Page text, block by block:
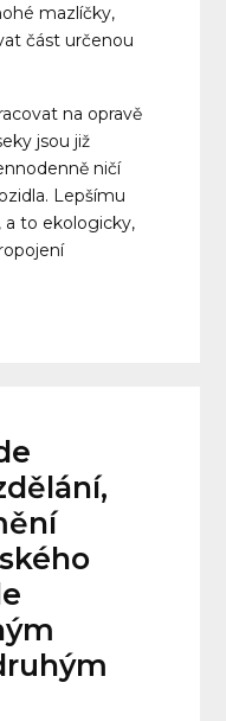
mazlíčky,
část určenou
na opravě
jsou již
ničí
Lepšímu
a to ekologicky,